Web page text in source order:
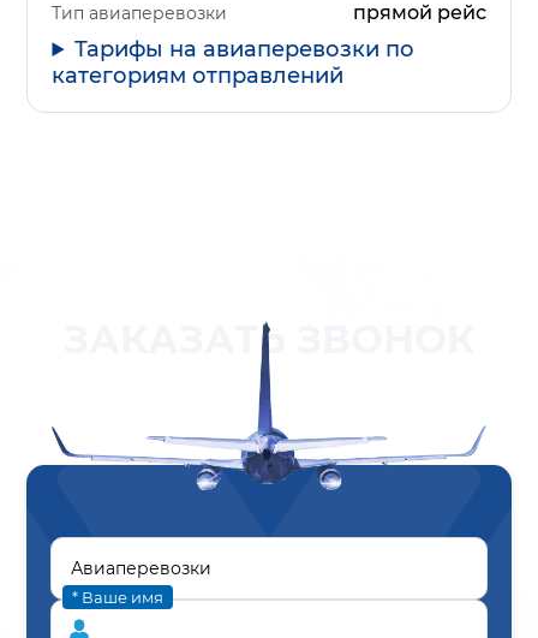
Тип авиаперевозки прямой рейс
Тарифы на авиаперевозки по
категориям отправлений
ЗАКАЗАТЬ ЗВОНОК
* Ваше имя